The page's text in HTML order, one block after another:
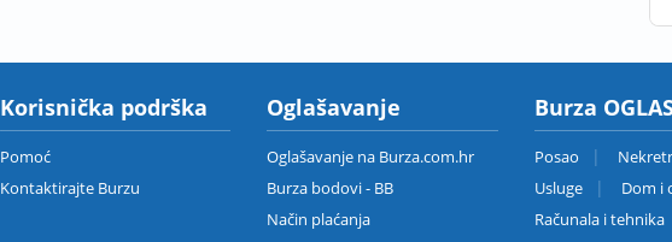
Korisnička podrška
Pomoć
Kontaktirajte Burzu
Oglašavanje
Oglašavanje na Burza.com.hr
Burza bodovi - BB
Način plaćanja
Burza
Posao
Usluge
Dom i
Računala i tehnika